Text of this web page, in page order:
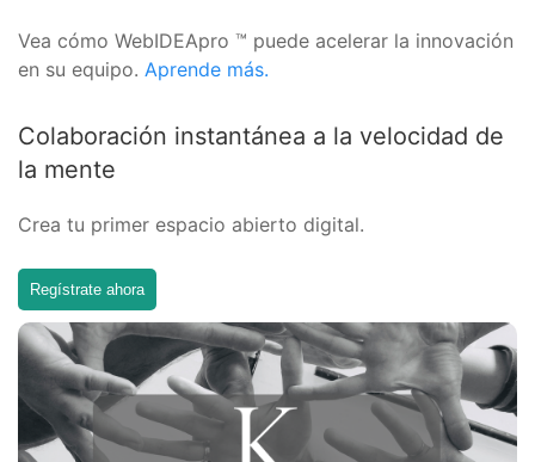
Vea cómo WebIDEApro ™ puede acelerar la innovación
en su equipo. Aprende más.
Colaboración instantánea a la velocidad de
la mente
Crea tu primer espacio abierto digital.
Regístrate ahora